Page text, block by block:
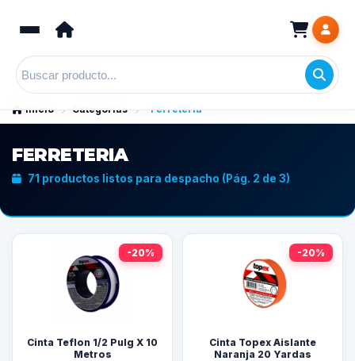
Inicio Categorías Ferreteria
FERRETERIA
71 productos listos para despacho (Pág. 2 de 3)
-20%
Cinta Teflon 1/2 Pulg X 10
Metros
-20%
Cinta Topex Aislante
Naranja 20 Yardas